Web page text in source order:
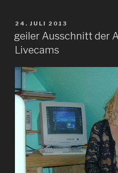
Puff“
VERÖFFENTLICHT
AM
24. JULI 2013
geiler Ausschnitt der
Livecams